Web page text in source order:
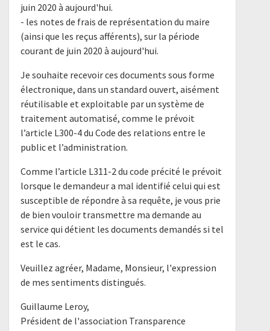
juin 2020 à aujourd'hui.
- les notes de frais de représentation du maire
(ainsi que les reçus afférents), sur la période
courant de juin 2020 à aujourd'hui.
Je souhaite recevoir ces documents sous forme
électronique, dans un standard ouvert, aisément
réutilisable et exploitable par un système de
traitement automatisé, comme le prévoit
l’article L300-4 du Code des relations entre le
public et l’administration.
Comme l’article L311-2 du code précité le prévoit
lorsque le demandeur a mal identifié celui qui est
susceptible de répondre à sa requête, je vous prie
de bien vouloir transmettre ma demande au
service qui détient les documents demandés si tel
est le cas.
Veuillez agréer, Madame, Monsieur, l'expression
de mes sentiments distingués.
Guillaume Leroy,
Président de l'association Transparence